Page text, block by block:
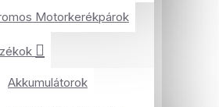
Motorkerékpárok
Akkumulátorok